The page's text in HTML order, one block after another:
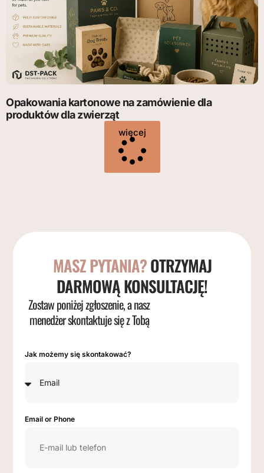
Opakowania kartonowe na zamówienie dla
produktów dla zwierząt
więcej
MASZ PYTANIA?OTRZYMAJ
DARMOWĄ KONSULTACJĘ!
Zostaw poniżej zgłoszenie, a nasz
menedżer skontaktuje się z Tobą
Jak możemy się skontakować?
Email or Phone